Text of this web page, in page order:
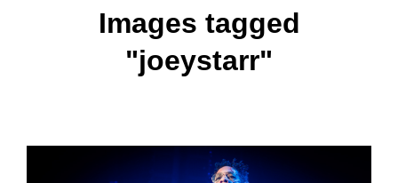
Images tagged
"joeystarr"